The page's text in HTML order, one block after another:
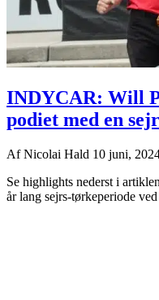
INDYCAR: Will
podiet med en
AfNicolai Hald 10 juni,
Se highlights nederst i
år lang sejrs-tørkeperiode